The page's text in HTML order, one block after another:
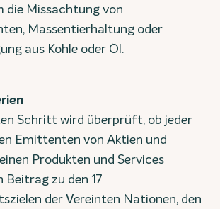
die Missachtung von
Massentierhaltung oder
aus Kohle oder Öl.
Schritt wird überprüft, ob jeder
Emittenten von Aktien und
Produkten und Services
Beitrag zu den 17
der Vereinten Nationen, den